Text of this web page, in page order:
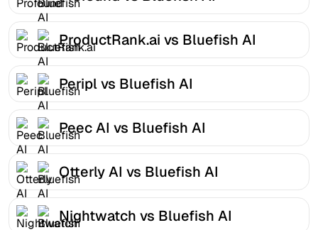
ProductRank.ai vs Bluefish AI
Peripl vs Bluefish AI
Peec AI vs Bluefish AI
Otterly AI vs Bluefish AI
Nightwatch vs Bluefish AI